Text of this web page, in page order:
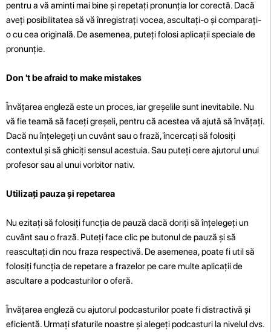
pentru a vă aminti mai bineși repetați pronunția lor corectă. Dacă
aveți posibilitatea să vă înregistrați vocea, ascultați-o și comparați-
o cu cea originală. De asemenea, puteți folosi aplicații speciale de
pronunție.
Don 't be afraid to make mistakes
Învățarea engleză este un proces, iar greșelile sunt inevitabile. Nu
vă fie teamă să faceți greșeli, pentru că acestea vă ajută să învățați.
Dacă nu înțelegeți un cuvânt sau o frază, încercați să folosiți
contextul și să ghiciți sensul acestuia. Sau puteți cere ajutorul unui
profesor sau al unui vorbitor nativ.
Utilizați pauza și repetarea
Nu ezitați să folosiți funcția de pauză dacă doriți să înțelegeți un
cuvânt sau o frază. Puteți face clic pe butonul de pauză și să
reascultați din nou fraza respectivă. De asemenea, poate fi util să
folosiți funcția de repetare a frazelor pe care multe aplicații de
ascultare a podcasturilor o oferă.
Învățarea engleză cu ajutorul podcasturilor poate fi distractivă și
eficientă. Urmați sfaturile noastre și alegeți podcasturi la nivelul dvs.